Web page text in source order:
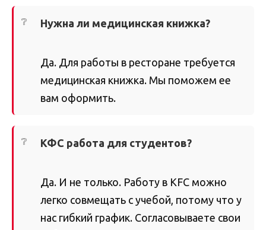
Нужна ли медицинская книжка?
Да. Для работы в ресторане требуется
медицинская книжка. Мы поможем ее
вам оформить.
КФС работа для студентов?
Да. И не только. Работу в KFC можно
легко совмещать с учебой, потому что у
нас гибкий график. Согласовываете свои